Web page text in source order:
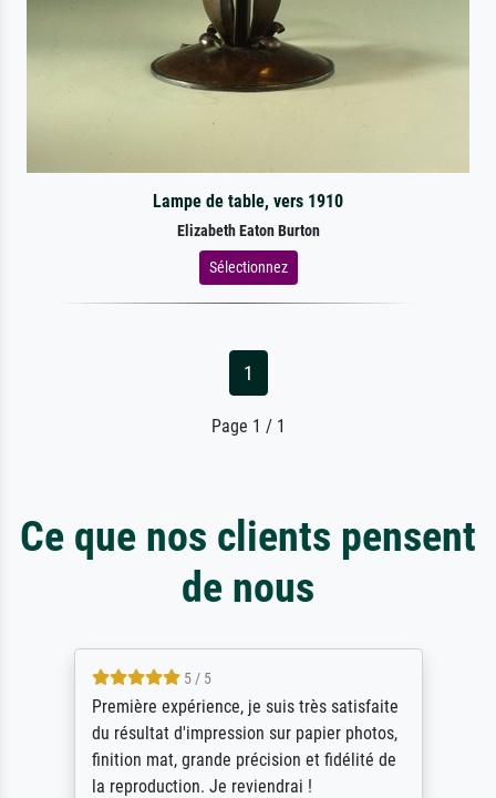
Lampe de table, vers 1910
Elizabeth Eaton Burton
Sélectionnez
1
Page 1 / 1
Ce que nos clients pensent
de nous
4.5 / 5
ik beoordeel Meisterdrucke zeer positief.
Door de 69505 beschikbare kunstenaars
scrollen is echter onbegonnen werk (na
stoppen begint het weer van voor af aan).